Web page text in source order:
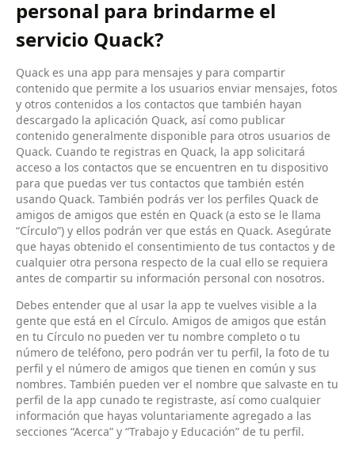
personal para brindarme el
servicio Quack?
Quack es una app para mensajes y para compartir
contenido que permite a los usuarios enviar mensajes, fotos
y otros contenidos a los contactos que también hayan
descargado la aplicación Quack, así como publicar
contenido generalmente disponible para otros usuarios de
Quack. Cuando te registras en Quack, la app solicitará
acceso a los contactos que se encuentren en tu dispositivo
para que puedas ver tus contactos que también estén
usando Quack. También podrás ver los perfiles Quack de
amigos de amigos que estén en Quack (a esto se le llama
“Círculo”) y ellos podrán ver que estás en Quack. Asegúrate
que hayas obtenido el consentimiento de tus contactos y de
cualquier otra persona respecto de la cual ello se requiera
antes de compartir su información personal con nosotros.
Debes entender que al usar la app te vuelves visible a la
gente que está en el Círculo. Amigos de amigos que están
en tu Círculo no pueden ver tu nombre completo o tu
número de teléfono, pero podrán ver tu perfil, la foto de tu
perfil y el número de amigos que tienen en común y sus
nombres. También pueden ver el nombre que salvaste en tu
perfil de la app cunado te registraste, así como cualquier
información que hayas voluntariamente agregado a las
secciones “Acerca” y “Trabajo y Educación” de tu perfil.